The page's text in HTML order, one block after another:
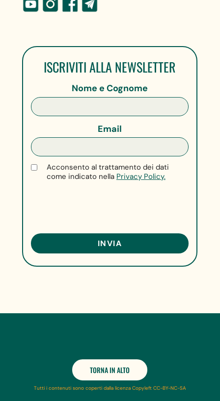
ISCRIVITI ALLA NEWSLETTER
Nome e Cognome
Email
Acconsento al trattamento dei dati
come indicato nella Privacy Policy.
TORNA IN ALTO
Tutti i contenuti sono coperti dalla licenza Copyleft CC-BY-NC-SA